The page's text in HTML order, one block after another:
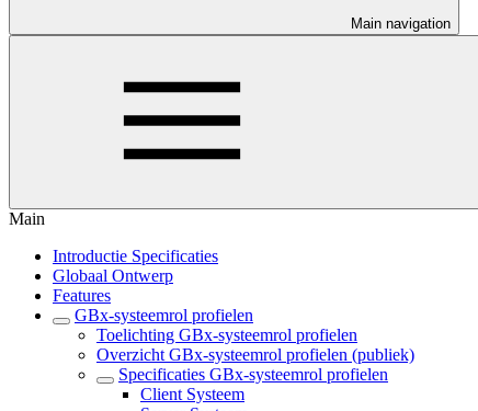
Main navigation
Main
Introductie Specificaties
Globaal Ontwerp
Features
GBx-systeemrol profielen
Toelichting GBx-systeemrol profielen
Overzicht GBx-systeemrol profielen (publiek)
Specificaties GBx-systeemrol profielen
Client Systeem